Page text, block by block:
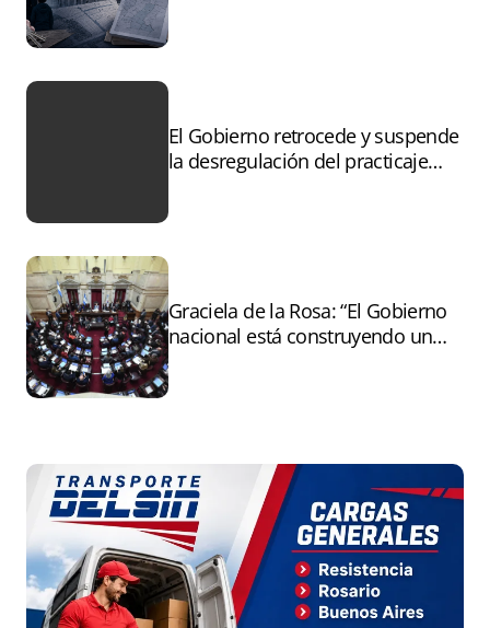
El Gobierno retrocede y suspende
la desregulación del practicaje
Graciela de la Rosa: “El Gobierno
nacional está construyendo un